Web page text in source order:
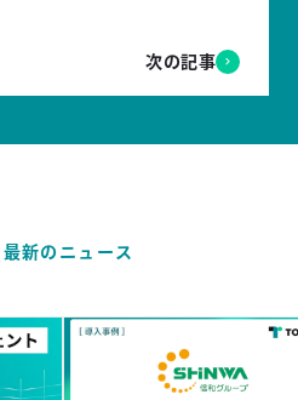
次の記事
最新のニュース